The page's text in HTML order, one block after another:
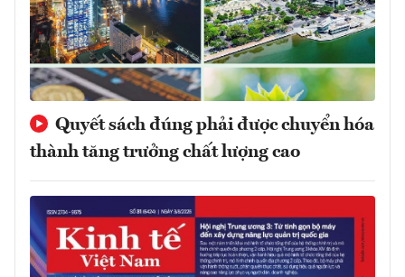
Quyết sách đúng phải được chuyển hóa
thành tăng trưởng chất lượng cao